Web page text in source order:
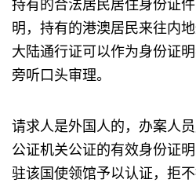
持有的合法居民居住身份证
明，持有的港澳居民来往内
大陆通行证可以作为身份证
旁听口头审理。
请求人是外国人的，办案人
公证机关公证的有效身份证
驻该国使领馆予以认证，拒